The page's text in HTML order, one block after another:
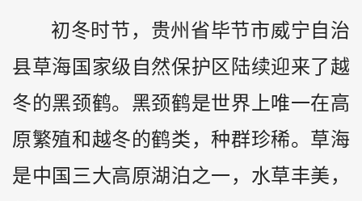
初冬时节，贵州省毕节市威宁自治
县草海国家级自然保护区陆续迎来了越
冬的黑颈鹤。黑颈鹤是世界上唯一在高
原繁殖和越冬的鹤类，种群珍稀。草海
是中国三大高原湖泊之一，水草丰美，